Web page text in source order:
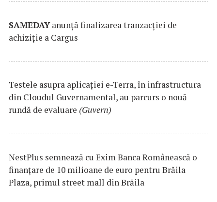
SAMEDAYanunță finalizarea tranzacției de
achiziție a Cargus
Testele asupra aplicaţiei e-Terra, în infrastructura
din Cloudul Guvernamental, au parcurs o nouă
rundă de evaluare (Guvern)
NestPlus semnează cu Exim Banca Românească o
finanțare de 10 milioane de euro pentru Brăila
Plaza, primul street mall din Brăila